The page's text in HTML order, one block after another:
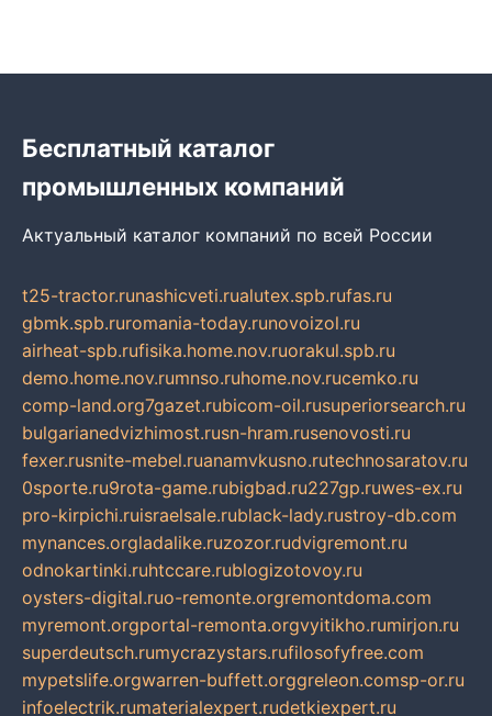
Бесплатный каталог
промышленных компаний
Актуальный каталог компаний по всей России
t25-tractor.runashicveti.rualutex.spb.rufas.ru
gbmk.spb.ruromania-today.runovoizol.ru
airheat-spb.rufisika.home.nov.ruorakul.spb.ru
demo.home.nov.rumnso.ruhome.nov.rucemko.ru
comp-land.org7gazet.rubicom-oil.rusuperiorsearch.ru
bulgarianedvizhimost.rusn-hram.rusenovosti.ru
fexer.rusnite-mebel.ruanamvkusno.rutechnosaratov.ru
0sporte.ru9rota-game.rubigbad.ru227gp.ruwes-ex.ru
pro-kirpichi.ruisraelsale.rublack-lady.rustroy-db.com
mynances.orgladalike.ruzozor.rudvigremont.ru
odnokartinki.ruhtccare.rublogizotovoy.ru
oysters-digital.ruo-remonte.orgremontdoma.com
myremont.orgportal-remonta.orgvyitikho.rumirjon.ru
superdeutsch.rumycrazystars.rufilosofyfree.com
mypetslife.orgwarren-buffett.orggreleon.comsp-or.ru
infoelectrik.rumaterialexpert.rudetkiexpert.ru